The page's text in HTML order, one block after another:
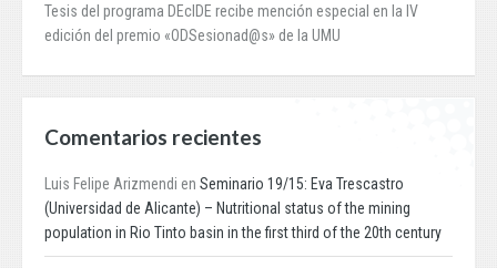
Tesis del programa DEcIDE recibe mención especial en la IV
edición del premio «ODSesionad@s» de la UMU
Comentarios recientes
Luis Felipe Arizmendi en Seminario 19/15: Eva Trescastro
(Universidad de Alicante) – Nutritional status of the mining
population in Rio Tinto basin in the first third of the 20th century